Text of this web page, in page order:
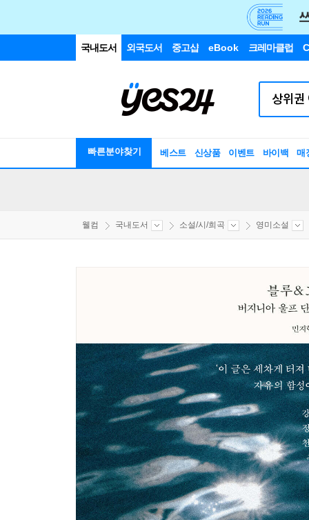
국내도서 외국도서 중고샵 eBook 크레마클럽
빠른분야찾기 베스트 신상품 이벤트 바이백 매
웰컴 국내도서 소설/시/희곡 영미소설